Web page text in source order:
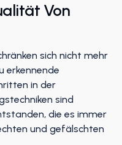
Von
sich nicht mehr
erkennende
in der
sind
die es immer
und gefälschten